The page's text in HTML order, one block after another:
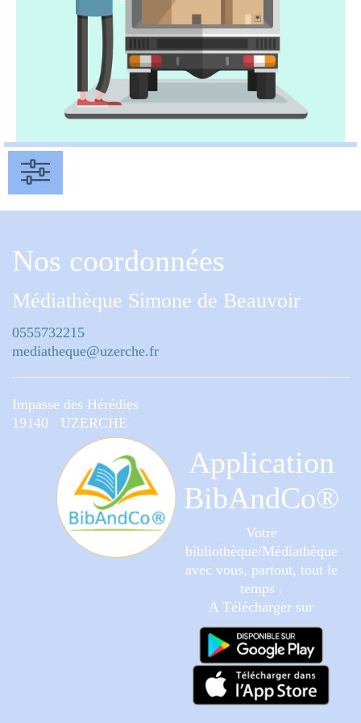
Nos coordonnées
Médiathèque Simone de Beauvoir
0555732215
mediatheque@uzerche.fr
Impasse des Hérédies
19140 UZERCHE
Application
BibAndCo®
Votre
bibliothèque/Médiathèque
avec vous, partout, tout le
temps .
A Télécharger sur